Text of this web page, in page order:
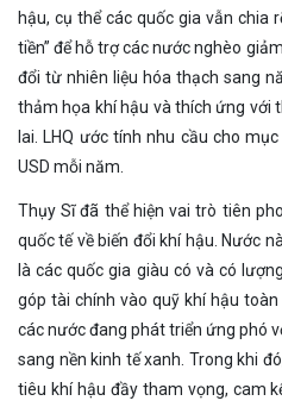
hậu, cụ thể các quốc gia vẫn chia
tiền” để hỗ trợ các nước nghèo
đổi từ nhiên liệu hóa thạch sang
thảm họa khí hậu và thích ứng với
lai. LHQ ước tính nhu cầu cho
USD mỗi năm.
Thụy Sĩ đã thể hiện vai trò tiên
quốc tế về biến đổi khí hậu. Nước
là các quốc gia giàu có và có
góp tài chính vào quỹ khí hậu
các nước đang phát triển ứng phó
sang nền kinh tế xanh. Trong khi
tiêu khí hậu đầy tham vọng, cam